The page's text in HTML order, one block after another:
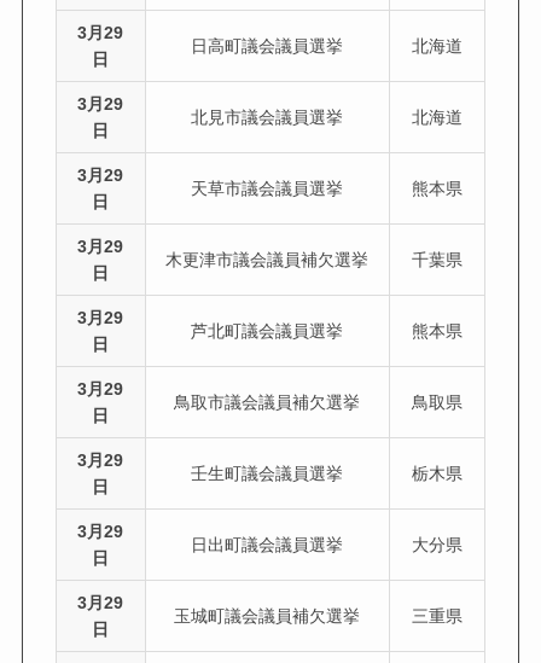
3月29
日
日高町議会議員選挙 北海道
3月29
日
北見市議会議員選挙 北海道
3月29
日
天草市議会議員選挙 熊本県
3月29
日
木更津市議会議員補欠選挙 千葉県
3月29
日
芦北町議会議員選挙 熊本県
3月29
日
鳥取市議会議員補欠選挙 鳥取県
3月29
日
壬生町議会議員選挙 栃木県
3月29
日
日出町議会議員選挙 大分県
3月29
日
玉城町議会議員補欠選挙 三重県